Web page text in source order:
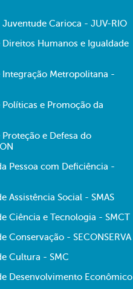
Juventude Carioca - JUV-RIO
Direitos Humanos e Igualdade
Integração Metropolitana -
e Promoção da
e Defesa do
Pessoa com Deficiência -
Assistência Social - SMAS
Ciência e Tecnologia - SMCT
Conservação - SECONSERVA
Cultura - SMC
Desenvolvimento Econômico